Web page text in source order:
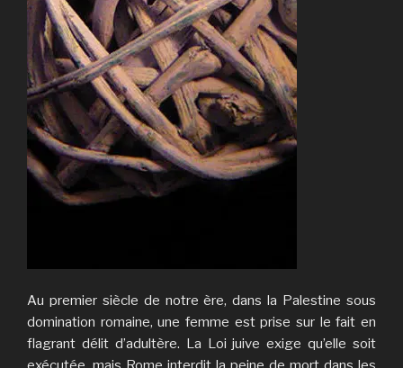
Au premier siècle de notre ère, dans la Palestine sous
domination romaine, une femme est prise sur le fait en
flagrant délit d’adultère. La Loi juive exige qu’elle soit